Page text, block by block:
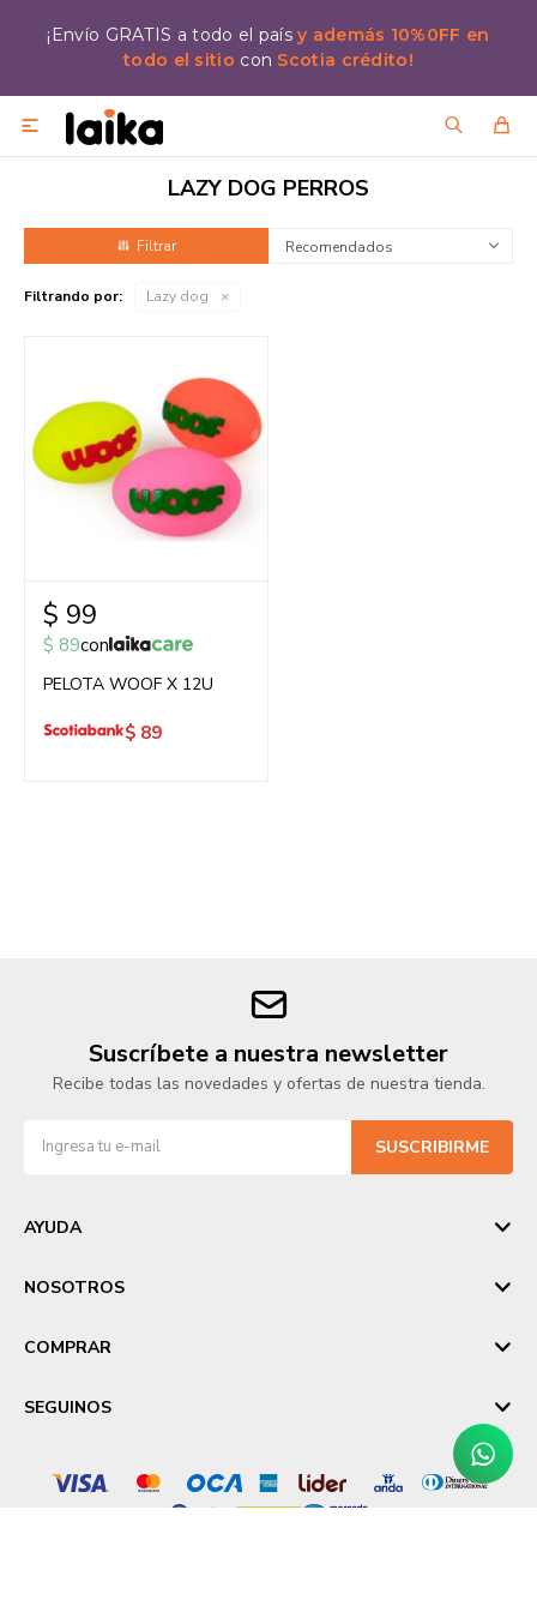
¡Envío GRATIS a todo el paísy además 10%0FF en
todo el sitio con Scotia crédito!

LAZY DOG PERROS
Recomendados
Filtrando por: Lazy dog
$ 99
$ 89con
PELOTA WOOF X 12U
$ 89
Suscríbete a nuestra newsletter
Recibe todas las novedades y ofertas de nuestra tienda.
SUSCRIBIRME
AYUDA
NOSOTROS
COMPRAR
SEGUINOS